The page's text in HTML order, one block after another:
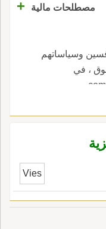
مصطلحات مالية
+
وسياساتهم
، في
Vies